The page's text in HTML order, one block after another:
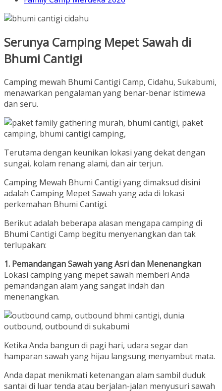
Serunya Camping Mepet Sawah di
Bhumi Cantigi
Camping mewah Bhumi Cantigi Camp, Cidahu, Sukabumi,
menawarkan pengalaman yang benar-benar istimewa
dan seru.
Terutama dengan keunikan lokasi yang dekat dengan
sungai, kolam renang alami, dan air terjun.
Camping Mewah Bhumi Cantigi yang dimaksud disini
adalah Camping Mepet Sawah yang ada di lokasi
perkemahan Bhumi Cantigi.
Berikut adalah beberapa alasan mengapa camping di
Bhumi Cantigi Camp begitu menyenangkan dan tak
terlupakan:
1. Pemandangan Sawah yang Asri dan Menenangkan
Lokasi camping yang mepet sawah memberi Anda
pemandangan alam yang sangat indah dan
menenangkan.
Ketika Anda bangun di pagi hari, udara segar dan
hamparan sawah yang hijau langsung menyambut mata.
Anda dapat menikmati ketenangan alam sambil duduk
santai di luar tenda atau berjalan-jalan menyusuri sawah